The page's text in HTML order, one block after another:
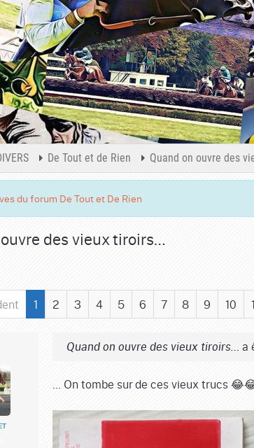
De Tout et de Rien Quand on ouvre des
du forum De Tout et De Rien
des vieux tiroirs…
1 2 3 4 5 6 7 8 9 10
Quand on ouvre des vieux tiroirs… a
… On tombe sur de ces vieux trucs